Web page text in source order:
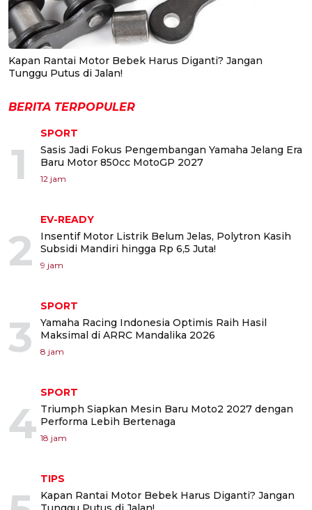
Kapan Rantai Motor Bebek Harus Diganti? Jangan
Tunggu Putus di Jalan!
BERITA TERPOPULER
1
SPORT
Sasis Jadi Fokus Pengembangan Yamaha Jelang Era
Baru Motor 850cc MotoGP 2027
12 jam
2
EV-READY
Insentif Motor Listrik Belum Jelas, Polytron Kasih
Subsidi Mandiri hingga Rp 6,5 Juta!
9 jam
3
SPORT
Yamaha Racing Indonesia Optimis Raih Hasil
Maksimal di ARRC Mandalika 2026
8 jam
4
SPORT
Triumph Siapkan Mesin Baru Moto2 2027 dengan
Performa Lebih Bertenaga
18 jam
TIPS
Kapan Rantai Motor Bebek Harus Diganti? Jangan